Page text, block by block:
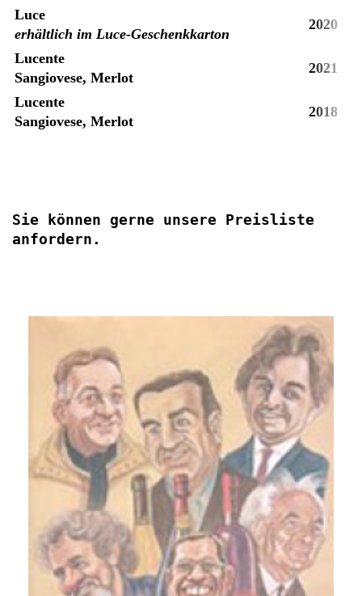
Luce
erhältlich im Luce-Geschenkkarton
2020
Lucente
Sangiovese, Merlot
2021
Lucente
Sangiovese, Merlot
2018
Sie können gerne unsere Preisliste
anfordern.